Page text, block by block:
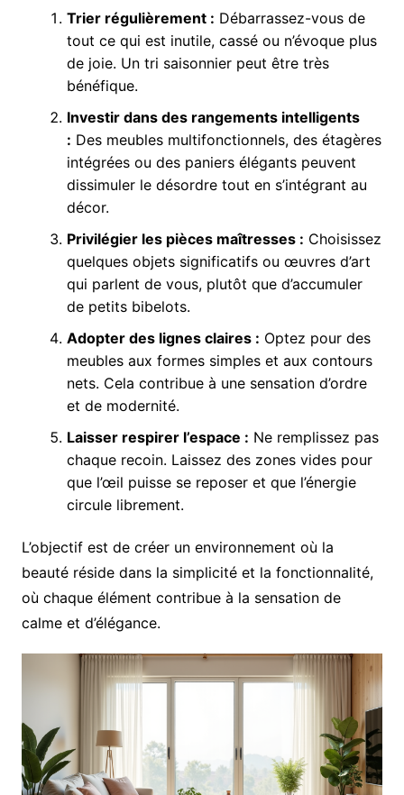
Trier régulièrement : Débarrassez-vous de
tout ce qui est inutile, cassé ou n’évoque plus
de joie. Un tri saisonnier peut être très
bénéfique.
Investir dans des rangements intelligents
: Des meubles multifonctionnels, des étagères
intégrées ou des paniers élégants peuvent
dissimuler le désordre tout en s’intégrant au
décor.
Privilégier les pièces maîtresses : Choisissez
quelques objets significatifs ou œuvres d’art
qui parlent de vous, plutôt que d’accumuler
de petits bibelots.
Adopter des lignes claires : Optez pour des
meubles aux formes simples et aux contours
nets. Cela contribue à une sensation d’ordre
et de modernité.
Laisser respirer l’espace : Ne remplissez pas
chaque recoin. Laissez des zones vides pour
que l’œil puisse se reposer et que l’énergie
circule librement.
L’objectif est de créer un environnement où la
beauté réside dans la simplicité et la fonctionnalité,
où chaque élément contribue à la sensation de
calme et d’élégance.